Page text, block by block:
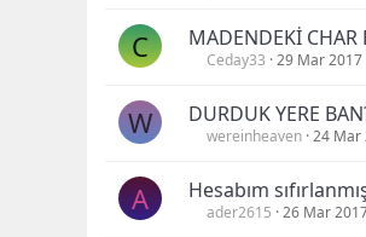
C MADENDEKİ CHAR
Ceday33 29 Mar 2017
W DURDUK YERE
wereinheaven 24 Mar
A Hesabım
ader2615 26 Mar